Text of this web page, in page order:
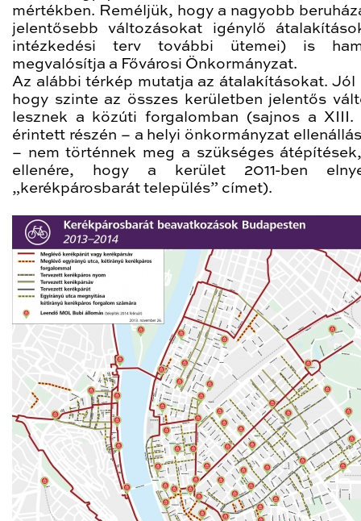
mértékben. Reméljük, hogy a nagyobb
jelentősebb változásokat igénylő
intézkedési terv további ütemei) is
megvalósítja a Fővárosi Önkormányzat.
Az alábbi térkép mutatja az átalakításokat. Jól
hogy szinte az összes kerületben jelentős
lesznek a közúti forgalomban (sajnos a XIII.
érintett részén – a helyi önkormányzat
– nem történnek meg a szükséges
ellenére, hogy a kerület 2011-ben
„kerékpárosbarát település” címet).